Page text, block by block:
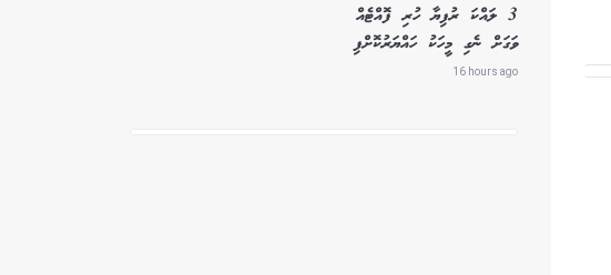
3 ލައްކަ ރުފިޔާ ހުރި ފޮއްޓެއް
ވަގަށް ނެގި މީހަކު ހައްޔަރުކޮށްފި
16 hours ago